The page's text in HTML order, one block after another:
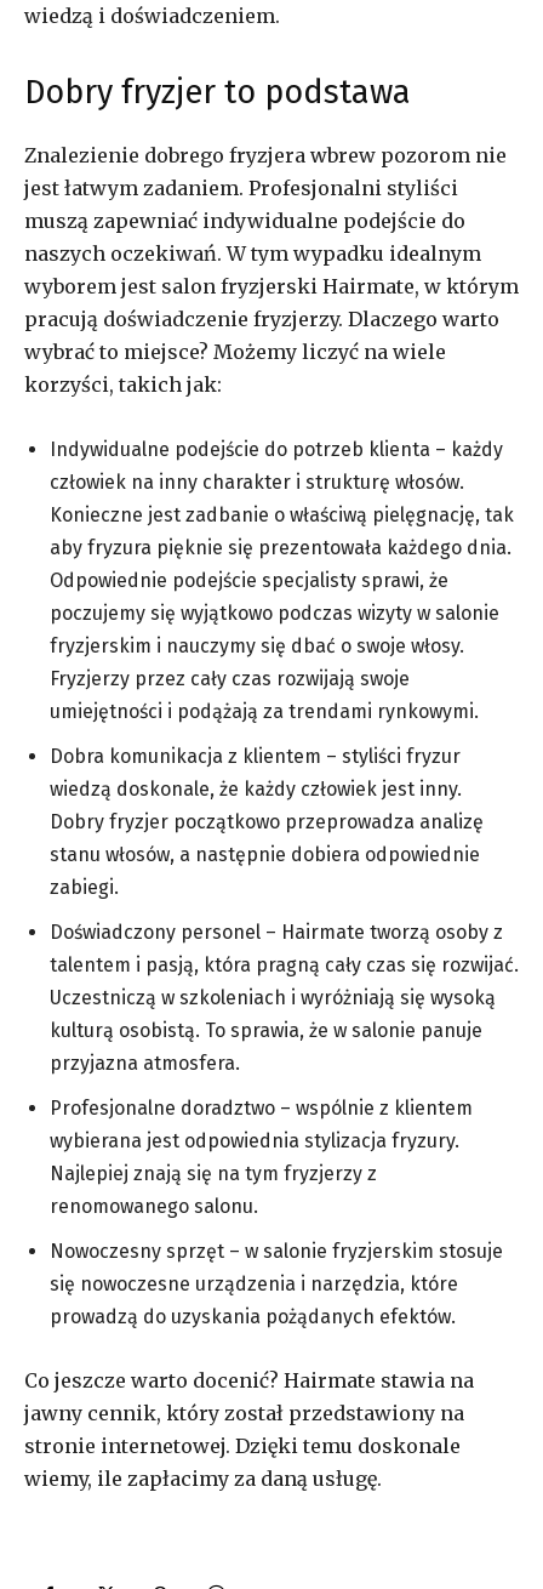
wiedzą i doświadczeniem.
Dobry fryzjer to podstawa
Znalezienie dobrego fryzjera wbrew pozorom nie
jest łatwym zadaniem. Profesjonalni styliści
muszą zapewniać indywidualne podejście do
naszych oczekiwań. W tym wypadku idealnym
wyborem jest salon fryzjerski Hairmate, w którym
pracują doświadczenie fryzjerzy. Dlaczego warto
wybrać to miejsce? Możemy liczyć na wiele
korzyści, takich jak:
Indywidualne podejście do potrzeb klienta – każdy
człowiek na inny charakter i strukturę włosów.
Konieczne jest zadbanie o właściwą pielęgnację, tak
aby fryzura pięknie się prezentowała każdego dnia.
Odpowiednie podejście specjalisty sprawi, że
poczujemy się wyjątkowo podczas wizyty w salonie
fryzjerskim i nauczymy się dbać o swoje włosy.
Fryzjerzy przez cały czas rozwijają swoje
umiejętności i podążają za trendami rynkowymi.
Dobra komunikacja z klientem – styliści fryzur
wiedzą doskonale, że każdy człowiek jest inny.
Dobry fryzjer początkowo przeprowadza analizę
stanu włosów, a następnie dobiera odpowiednie
zabiegi.
Doświadczony personel – Hairmate tworzą osoby z
talentem i pasją, która pragną cały czas się rozwijać.
Uczestniczą w szkoleniach i wyróżniają się wysoką
kulturą osobistą. To sprawia, że w salonie panuje
przyjazna atmosfera.
Profesjonalne doradztwo – wspólnie z klientem
wybierana jest odpowiednia stylizacja fryzury.
Najlepiej znają się na tym fryzjerzy z
renomowanego salonu.
Nowoczesny sprzęt – w salonie fryzjerskim stosuje
się nowoczesne urządzenia i narzędzia, które
prowadzą do uzyskania pożądanych efektów.
Co jeszcze warto docenić? Hairmate stawia na
jawny cennik, który został przedstawiony na
stronie internetowej. Dzięki temu doskonale
wiemy, ile zapłacimy za daną usługę.